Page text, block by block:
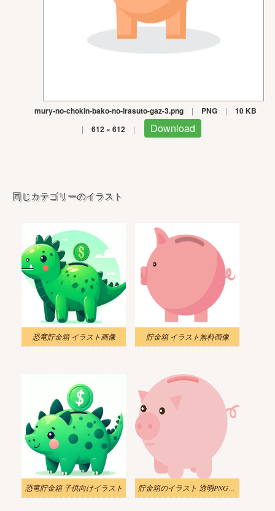
mury-no-chokin-bako-no-irasuto-gaz-3.png | PNG | 10 KB
| 612 × 612 | Download
同じカテゴリーのイラスト
恐竜貯金箱 イラスト画像 貯金箱 イラスト無料画像
恐竜貯金箱 子供向けイラスト 貯金箱のイラスト 透明PNG無料